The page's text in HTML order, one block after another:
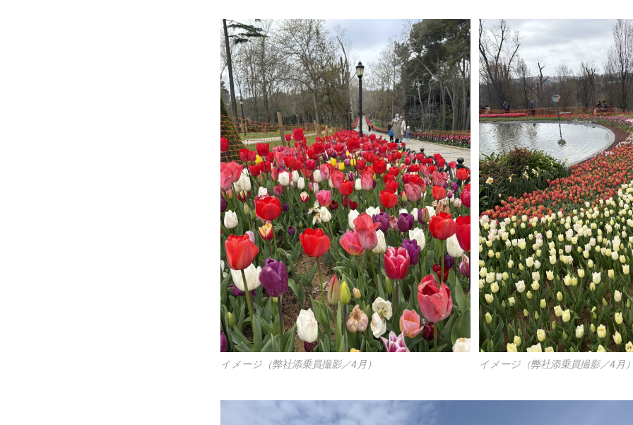
イメージ（弊社添乗員撮影／4月） イメージ（弊社添乗員撮影／4月